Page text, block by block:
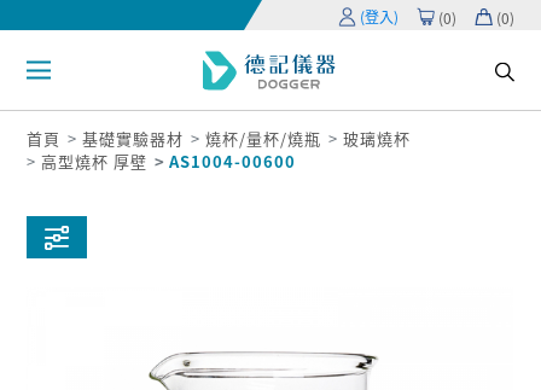
(登入) (0) (0)
首頁 基礎實驗器材 燒杯/量杯/燒瓶
玻璃燒杯
高型燒杯 厚壁
AS1004-00600